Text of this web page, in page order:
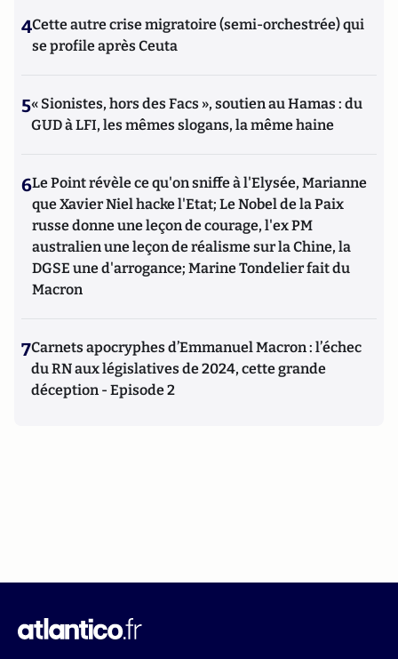
4Cette autre crise migratoire (semi-orchestrée) qui
se profile après Ceuta
5« Sionistes, hors des Facs », soutien au Hamas : du
GUD à LFI, les mêmes slogans, la même haine
6Le Point révèle ce qu'on sniffe à l'Elysée, Marianne
que Xavier Niel hacke l'Etat; Le Nobel de la Paix
russe donne une leçon de courage, l'ex PM
australien une leçon de réalisme sur la Chine, la
DGSE une d'arrogance; Marine Tondelier fait du
Macron
7Carnets apocryphes d’Emmanuel Macron : l’échec
du RN aux législatives de 2024, cette grande
déception - Episode 2